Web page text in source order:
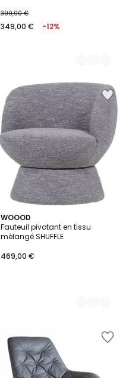
399,00 €
349,00 € -12%
WOOOD
Fauteuil pivotant en tissu
mélangé SHUFFLE
469,00 €
2
Couleurs